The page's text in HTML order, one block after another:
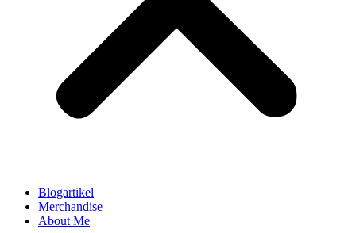
Blogartikel
Merchandise
About Me